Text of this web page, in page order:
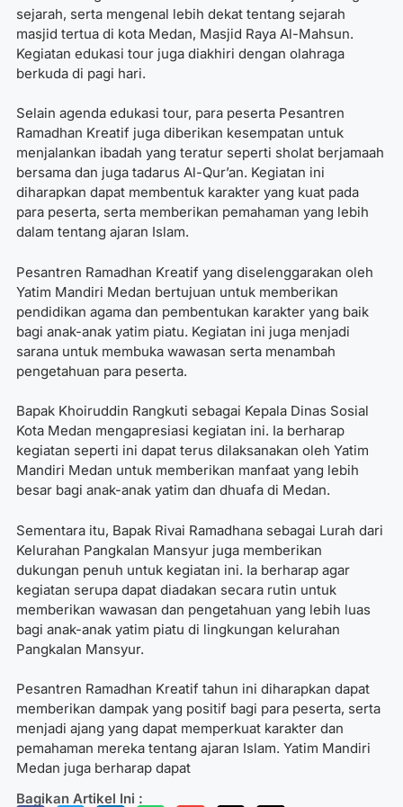
sejarah, serta mengenal lebih dekat tentang sejarah
masjid tertua di kota Medan, Masjid Raya Al-Mahsun.
Kegiatan edukasi tour juga diakhiri dengan olahraga
berkuda di pagi hari.
Selain agenda edukasi tour, para peserta Pesantren
Ramadhan Kreatif juga diberikan kesempatan untuk
menjalankan ibadah yang teratur seperti sholat berjamaah
bersama dan juga tadarus Al-Qur’an. Kegiatan ini
diharapkan dapat membentuk karakter yang kuat pada
para peserta, serta memberikan pemahaman yang lebih
dalam tentang ajaran Islam.
Pesantren Ramadhan Kreatif yang diselenggarakan oleh
Yatim Mandiri Medan bertujuan untuk memberikan
pendidikan agama dan pembentukan karakter yang baik
bagi anak-anak yatim piatu. Kegiatan ini juga menjadi
sarana untuk membuka wawasan serta menambah
pengetahuan para peserta.
Bapak Khoiruddin Rangkuti sebagai Kepala Dinas Sosial
Kota Medan mengapresiasi kegiatan ini. Ia berharap
kegiatan seperti ini dapat terus dilaksanakan oleh Yatim
Mandiri Medan untuk memberikan manfaat yang lebih
besar bagi anak-anak yatim dan dhuafa di Medan.
Sementara itu, Bapak Rivai Ramadhana sebagai Lurah dari
Kelurahan Pangkalan Mansyur juga memberikan
dukungan penuh untuk kegiatan ini. Ia berharap agar
kegiatan serupa dapat diadakan secara rutin untuk
memberikan wawasan dan pengetahuan yang lebih luas
bagi anak-anak yatim piatu di lingkungan kelurahan
Pangkalan Mansyur.
Pesantren Ramadhan Kreatif tahun ini diharapkan dapat
memberikan dampak yang positif bagi para peserta, serta
menjadi ajang yang dapat memperkuat karakter dan
pemahaman mereka tentang ajaran Islam. Yatim Mandiri
Medan juga berharap dapat
Bagikan Artikel Ini :